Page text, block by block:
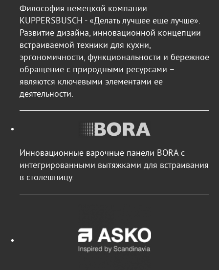
Философия немецкой компании
KUPPERSBUSCH - «Делать лучшее еще лучше».
Развитие дизайна, инновационной концепции
встраиваемой техники для кухни,
эргономичности, функциональности и бережное
обращение с природными ресурсами –
являются ключевыми элементами ее
деятельности.
Инновационные варочные панели BORA с
интегрированными вытяжками для встраивания
в столешницу.